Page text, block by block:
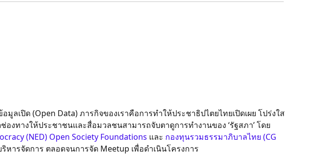
เปิด (Open Data) ภารกิจของเราคือการทำให้ประชาธิปไตยไทยเปิดเผย โปร่งใส
งทางให้ประชาชนและสื่อมวลชนสามารถจับตาดูการทำงานของ ‘รัฐสภา’ โดย
(NED) Open Society Foundations และ กองทุนรวมธรรมาภิบาลไทย (CG
ารจัดการ ตลอดจนการจัด Meetup เพื่อดำเนินโครงการ